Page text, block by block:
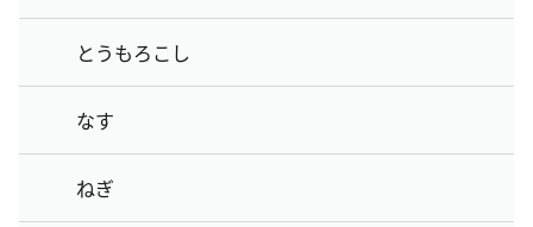
とうもろこし
なす
ねぎ